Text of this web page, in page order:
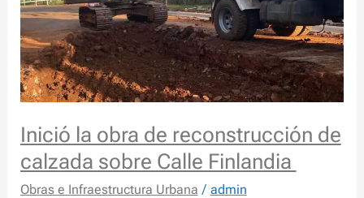
Inició la obra de reconstrucción de
calzada sobre Calle Finlandia
Obras e Infraestructura Urbana / admin
sobre
Calle
Finlandia